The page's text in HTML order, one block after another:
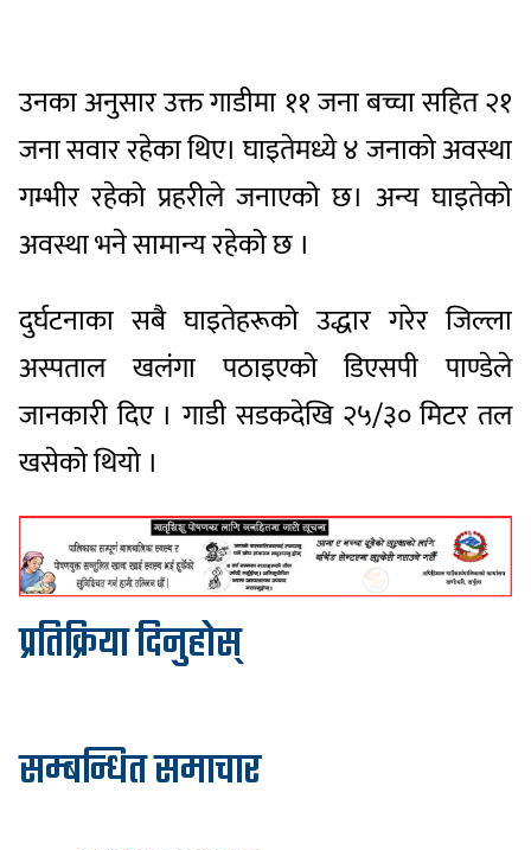
उनका अनुसार उक्त गाडीमा ११ जना बच्चा सहित २१
जना सवार रहेका थिए। घाइतेमध्ये ४ जनाको अवस्था
गम्भीर रहेको प्रहरीले जनाएको छ। अन्य घाइतेको
अवस्था भने सामान्य रहेको छ ।
दुर्घटनाका सबै घाइतेहरूको उद्धार गरेर जिल्ला
अस्पताल खलंगा पठाइएको डिएसपी पाण्डेले
जानकारी दिए । गाडी सडकदेखि २५/३० मिटर तल
खसेको थियो ।
प्रतिक्रिया दिनुहोस्
सम्बन्धित समाचार